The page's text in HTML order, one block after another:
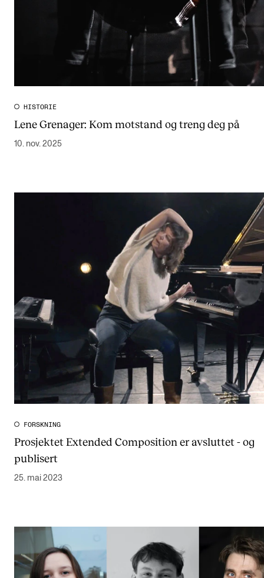
HISTORIE
Lene Grenager: Kom motstand og treng deg på
10. nov. 2025
FORSKNING
Prosjektet Extended Composition er avsluttet - og
publisert
25. mai 2023